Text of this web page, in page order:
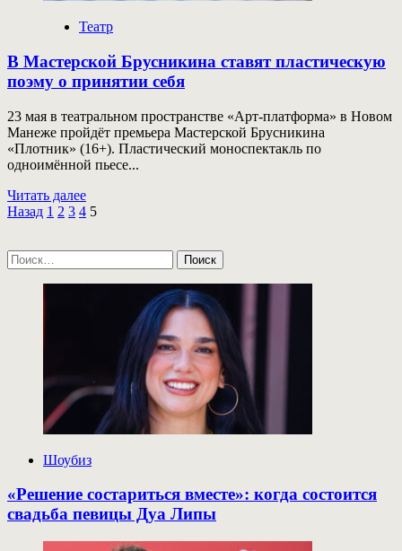
Театр
В Мастерской Брусникина ставят пластическую
поэму о принятии себя
23 мая в театральном пространстве «Арт-платформа» в Новом
Манеже пройдёт премьера Мастерской Брусникина
«Плотник» (16+). Пластический моноспектакль по
одноимённой пьесе...
Читать далееПрочитать
больше
пластическую
принятии
Пагинация
Назад 1 2 3 4 5
Найти:
Шоубиз
«Решение состариться вместе»: когда состоится
свадьба певицы Дуа Липы